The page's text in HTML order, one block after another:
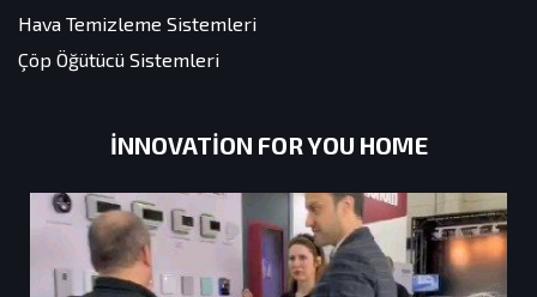
Hava Temizleme Sistemleri
Çöp Öğütücü Sistemleri
INNOVATION FOR YOU HOME